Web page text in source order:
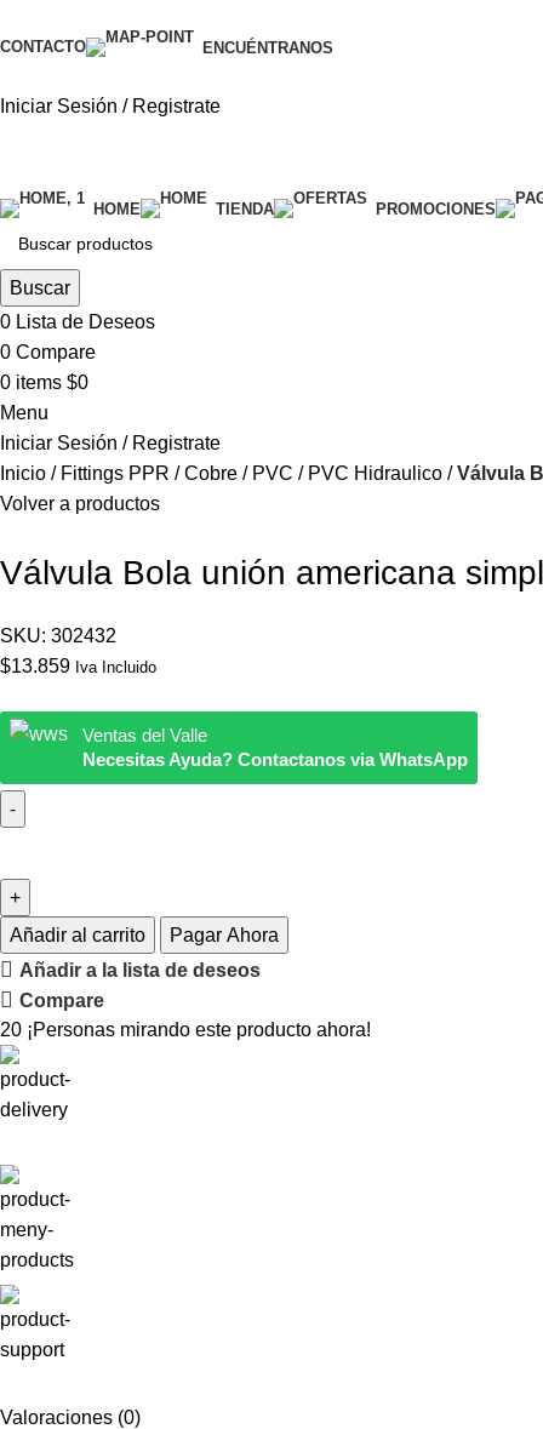
CONTACTO ENCUÉNTRANOS
Iniciar Sesión / Registrate
HOME TIENDA PROMOCIONES
Buscar
0 Lista de Deseos
0 Compare
0 items $0
Menu
Iniciar Sesión / Registrate
Inicio
Fittings PPR / Cobre / PVC PVC Hidraulico
Válvula
Volver a productos
Válvula Bola unión americana
SKU: 302432
$13.859 Iva Incluido
Ventas del Valle
Necesitas Ayuda? Contactanos via WhatsApp
Añadir al carrito
Pagar Ahora
Añadir a la lista de deseos
Compare
20 ¡Personas mirando este producto ahora!
Valoraciones (0)